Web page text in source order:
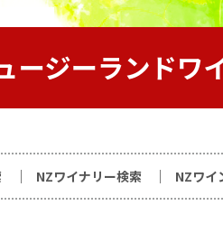
合サイト
NZワイナリー検索 NZワイ